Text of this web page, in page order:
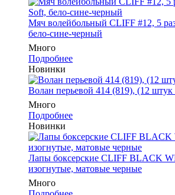
Мяч волейбольный CLIFF #12, 5
бело-сине-черный
Много
Подробнее
Новинки
Волан перьевой 414 (819), (12 штук
Много
Подробнее
Новинки
Лапы боксерские CLIFF BLACK
изогнутые, матовые черные
Много